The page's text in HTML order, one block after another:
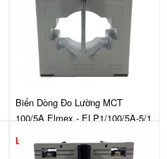
Biến Dòng Đo Lường MCT
100/5A Elmex - ELP1/100/5A-5/1
Liên hệ